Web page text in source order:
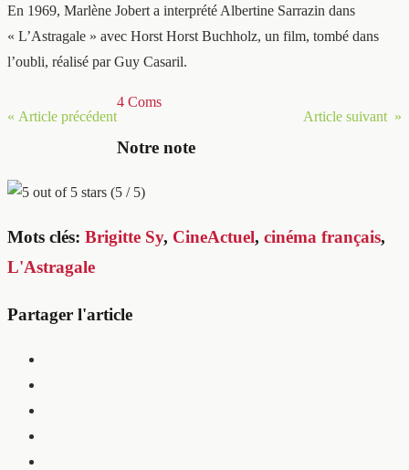
En 1969, Marlène Jobert a interprété Albertine Sarrazin dans
« L’Astragale » avec Horst Horst Buchholz, un film, tombé dans
l’oubli, réalisé par Guy Casaril.
« Article précédent Article suivant »
4 Coms
Notre note
(5 / 5)
Mots clés: Brigitte Sy, CineActuel, cinéma français,
L'Astragale
Partager l'article